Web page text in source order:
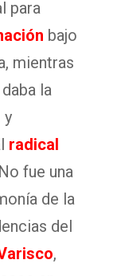
para
bajo
mientras
la
y
radical
fue una
de la
del
,